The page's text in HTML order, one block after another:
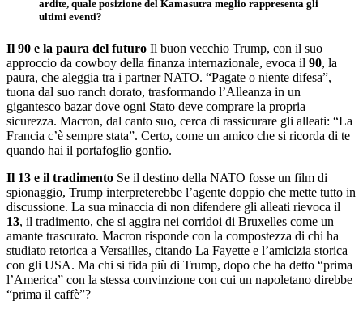
ardite, quale posizione del Kamasutra meglio rappresenta gli
ultimi eventi?
Il 90 e la paura del futuro Il buon vecchio Trump, con il suo
approccio da cowboy della finanza internazionale, evoca il 90, la
paura, che aleggia tra i partner NATO. “Pagate o niente difesa”,
tuona dal suo ranch dorato, trasformando l’Alleanza in un
gigantesco bazar dove ogni Stato deve comprare la propria
sicurezza. Macron, dal canto suo, cerca di rassicurare gli alleati: “La
Francia c’è sempre stata”. Certo, come un amico che si ricorda di te
quando hai il portafoglio gonfio.
Il 13 e il tradimento Se il destino della NATO fosse un film di
spionaggio, Trump interpreterebbe l’agente doppio che mette tutto in
discussione. La sua minaccia di non difendere gli alleati rievoca il
13, il tradimento, che si aggira nei corridoi di Bruxelles come un
amante trascurato. Macron risponde con la compostezza di chi ha
studiato retorica a Versailles, citando La Fayette e l’amicizia storica
con gli USA. Ma chi si fida più di Trump, dopo che ha detto “prima
l’America” con la stessa convinzione con cui un napoletano direbbe
“prima il caffè”?